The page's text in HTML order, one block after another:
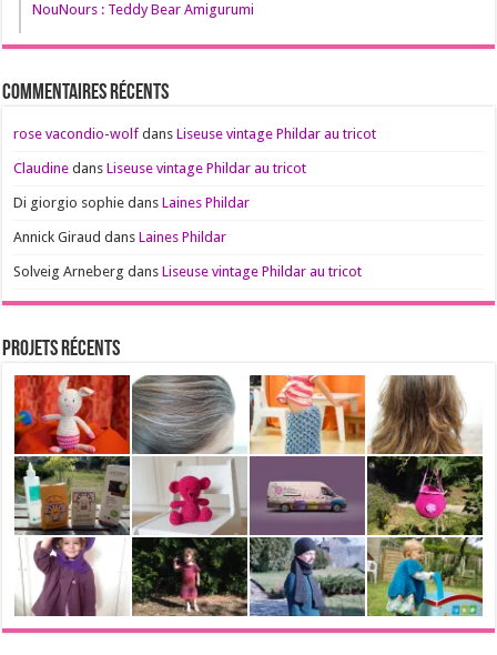
NouNours : Teddy Bear Amigurumi
Commentaires récents
rose vacondio-wolf dansLiseuse vintage Phildar au tricot
Claudine dansLiseuse vintage Phildar au tricot
Di giorgio sophie dansLaines Phildar
Annick Giraud dansLaines Phildar
Solveig Arneberg dansLiseuse vintage Phildar au tricot
Projets récents